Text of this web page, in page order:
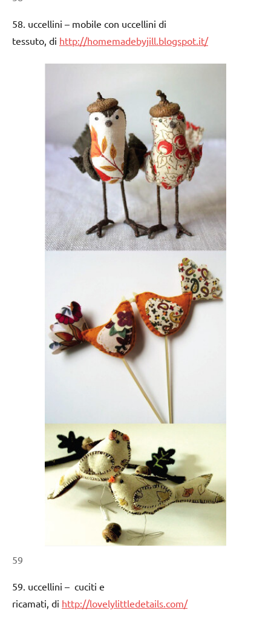
58. uccellini – mobile con uccellini di
tessuto, di http://homemadebyjill.blogspot.it/
59
59. uccellini – cuciti e
ricamati, di http://lovelylittledetails.com/